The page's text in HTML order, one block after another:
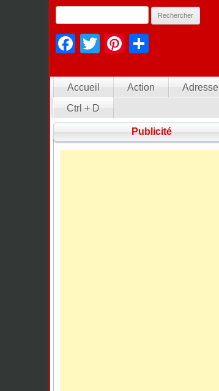
Facebook
TwitterPinterest
Accueil Action Adresse
Ctrl + D
Publicité